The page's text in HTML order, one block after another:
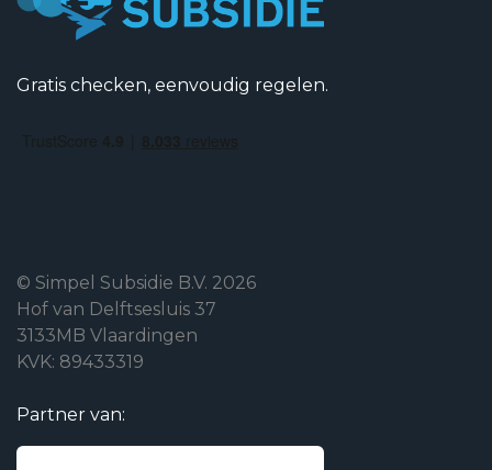
Gratis checken, eenvoudig regelen.
© Simpel Subsidie B.V. 2026
Hof van Delftsesluis 37
3133MB Vlaardingen
KVK: 89433319
Partner van: